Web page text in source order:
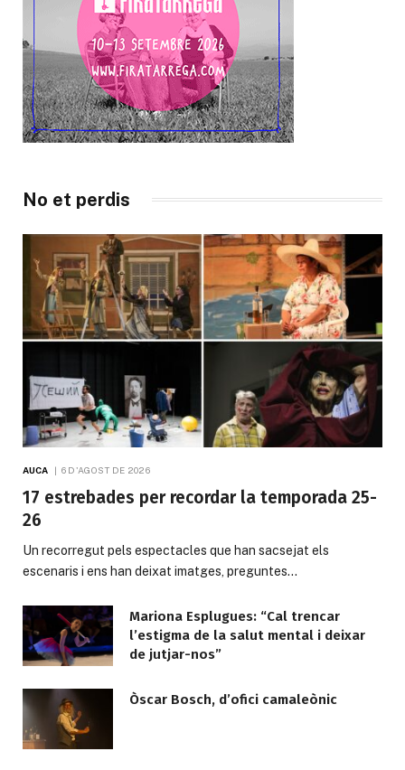
No et perdis
AUCA 6 D'AGOST DE 2026
17 estrebades per recordar la temporada 25-
26
Un recorregut pels espectacles que han sacsejat els
escenaris i ens han deixat imatges, preguntes…
Mariona Esplugues: “Cal trencar
l’estigma de la salut mental i deixar
de jutjar-nos”
Òscar Bosch, d’ofici camaleònic